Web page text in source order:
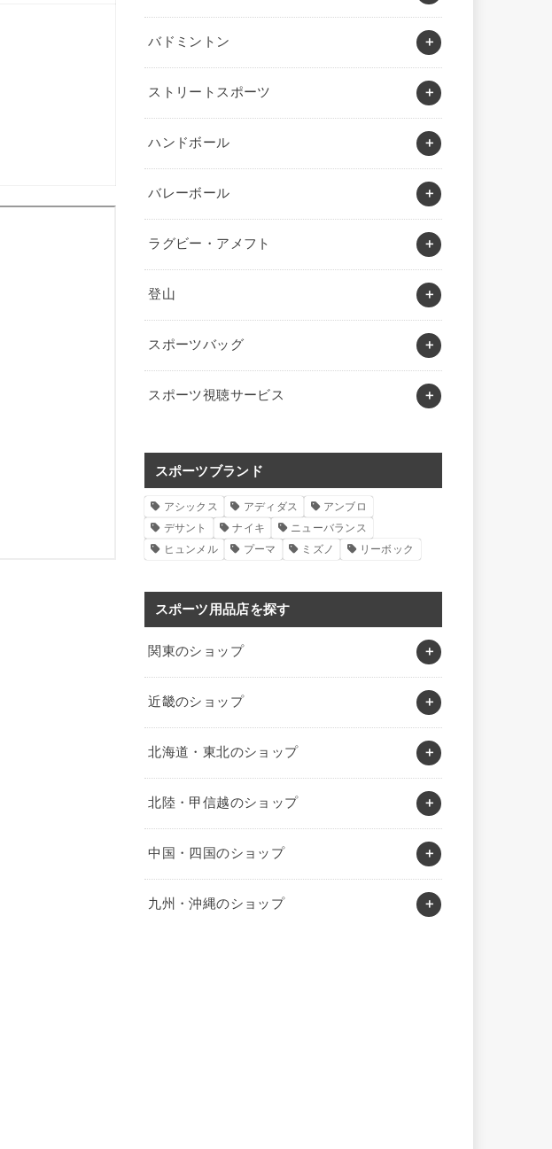
バドミントン
ストリートスポーツ
ハンドボール
バレーボール
ラグビー・アメフト
登山
スポーツバッグ
スポーツ視聴サービス
スポーツブランド
アシックス アディダス
アンブロ
デサント
ナイキ
ニューバランス
ヒュンメル
プーマ ミズノ リーボック
スポーツ用品店を探す
関東のショップ
近畿のショップ
北海道・東北のショップ
北陸・甲信越のショップ
中国・四国のショップ
九州・沖縄のショップ